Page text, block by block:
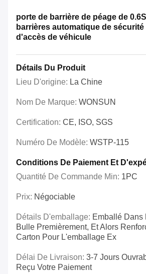
porte de barrière de péage de
barrières automatique de
d'accès de véhicule
Détails Du Produit
Lieu D'origine: La Chine
Nom De Marque: WONSUN
Certification: CE, ISO, SGS
Numéro De Modèle: WSTP-115
Conditions De Paiement Et
Quantité De Commande Min: 1PC
Prix: Négociable
Détails D'emballage: Emballé Dans
Bulle Premièrement, Et Alors
Carton Pour L'emballage Ex
Délai De Livraison: 3-7 Jours
Reçu Votre Paiement